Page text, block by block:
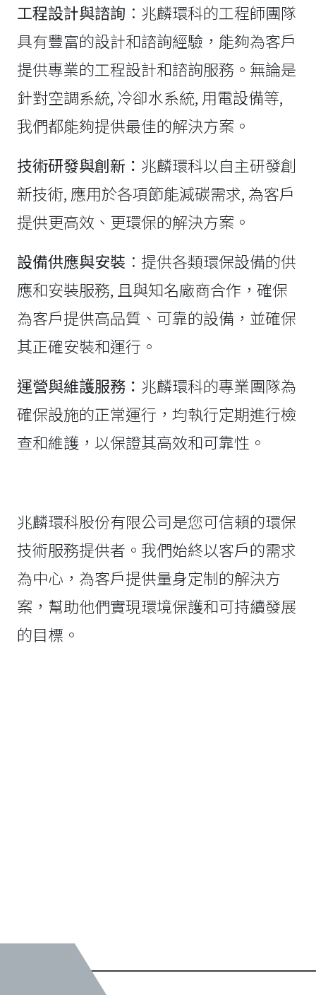
工程設計與諮詢 ：兆麟環科的工程師團隊
具有豐富的設計和諮詢經驗，能夠為客戶
提供專業的工程設計和諮詢服務。無論是
針對空調系統, 冷卻水系統, 用電設備等,
我們都能夠提供最佳的解決方案。
技術研發與創新： 兆麟環科以自主研發創
新技術, 應用於各項節能減碳需求, 為客戶
提供更高效、更環保的解決方案。
設備供應與安裝 ：提供各類環保設備的供
應和安裝服務, 且與知名廠商合作，確保
為客戶提供高品質、可靠的設備，並確保
其正確安裝和運行。
運營與維護服務： 兆麟環科的專業團隊為
確保設施的正常運行，均執行定期進行檢
查和維護，以保證其高效和可靠性。
兆麟環科股份有限公司是您可信賴的環保
技術服務提供者。我們始終以客戶的需求
為中心，為客戶提供量身定制的解決方
案，幫助他們實現環境保護和可持續發展
的目標。